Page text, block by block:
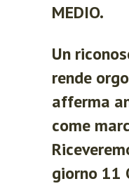
MEDIO.
Un
rende
afferma
come
giorno 11